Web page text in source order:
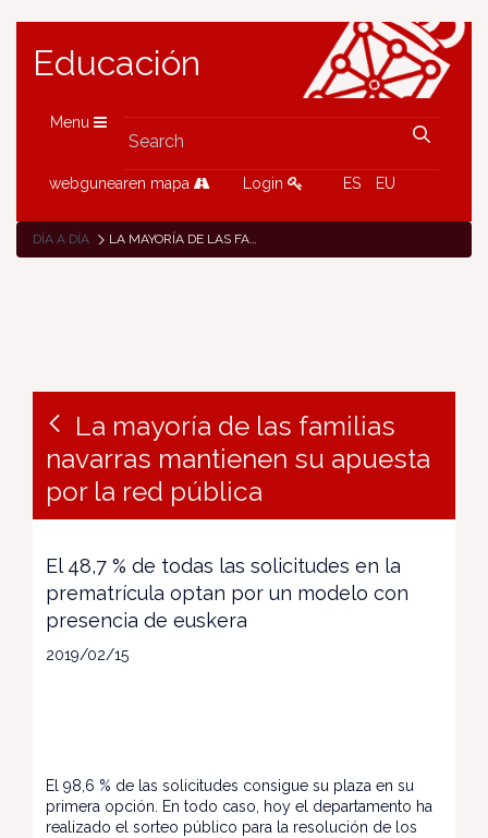
Educación
Menu
webgunearen mapa Login ES EU
DÍA A DÍA LA MAYORÍA DE LAS FAMILIAS NAVARRAS MANTIENEN SU APUESTA POR LA RED PÚBLICA
La mayoría de las familias
navarras mantienen su apuesta
por la red pública
El 48,7 % de todas las solicitudes en la
prematrícula optan por un modelo con
presencia de euskera
2019/02/15
El 98,6 % de las solicitudes consigue su plaza en su
primera opción. En todo caso, hoy el departamento ha
realizado el sorteo público para la resolución de los